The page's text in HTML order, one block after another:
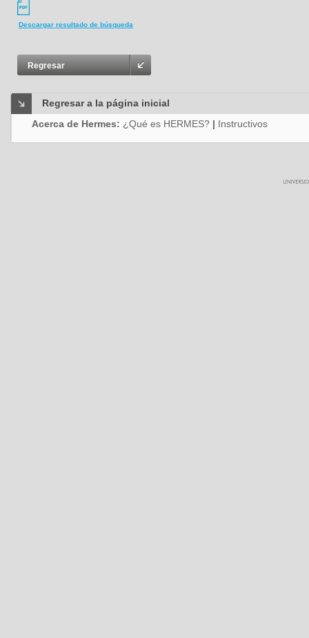
Descargar resultado de búsqueda
Regresar
Regresar a la página inicial
Acerca de Hermes: ¿Qué es HERMES? | Instructivos